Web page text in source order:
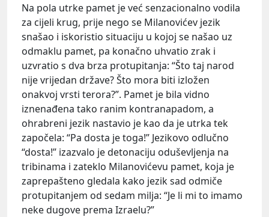
Na pola utrke pamet je već senzacionalno vodila
za cijeli krug, prije nego se Milanovićev jezik
snašao i iskoristio situaciju u kojoj se našao uz
odmaklu pamet, pa konačno uhvatio zrak i
uzvratio s dva brza protupitanja: “Što taj narod
nije vrijedan države? Što mora biti izložen
onakvoj vrsti terora?”. Pamet je bila vidno
iznenađena tako ranim kontranapadom, a
ohrabreni jezik nastavio je kao da je utrka tek
započela: “Pa dosta je toga!” Jezikovo odlučno
“dosta!” izazvalo je detonaciju oduševljenja na
tribinama i zateklo Milanovićevu pamet, koja je
zaprepašteno gledala kako jezik sad odmiče
protupitanjem od sedam milja: “Je li mi to imamo
neke dugove prema Izraelu?”